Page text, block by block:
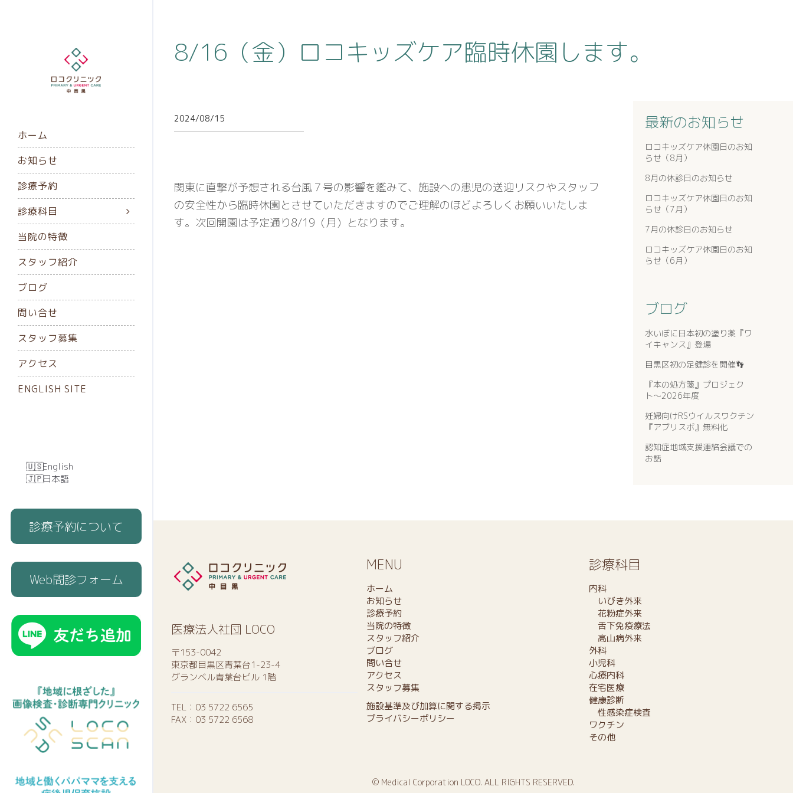
ホーム
お知らせ
診療予約
診療科目
当院の特徴
スタッフ紹介
ブログ
問い合せ
スタッフ募集
アクセス
ENGLISH SITE
English
日本語
診療予約について
Web問診フォーム
8/16（金）ロコキッズケア臨時休園します。
2024/08/15
関東に直撃が予想される台風７号の影響を鑑みて、施設への患児の送迎リスクやスタッフ
の安全性から臨時休園とさせていただきますのでご理解のほどよろしくお願いいたしま
す。次回開園は予定通り8/19（月）となります。
最新のお知らせ
ロコキッズケア休園日のお知
らせ（8月）
8月の休診日のお知らせ
ロコキッズケア休園日のお知
らせ（7月）
7月の休診日のお知らせ
ロコキッズケア休園日のお知
らせ（6月）
ブログ
水いぼに日本初の塗り薬『ワ
イキャンス』登場
目黒区初の足健診を開催👣
『本の処方箋』プロジェク
ト〜2026年度
妊婦向けRSウイルスワクチン
『アブリスボ』無料化
認知症地域支援連絡会議での
お話
医療法人社団 LOCO
〒153-0042
東京都目黒区青葉台1-23-4
グランベル青葉台ビル 1階
TEL： 03 5722 6565
FAX：03 5722 6568
MENU
ホーム
お知らせ
診療予約
当院の特徴
スタッフ紹介
ブログ
問い合せ
アクセス
スタッフ募集
施設基準及び加算に関する掲示
プライバシーポリシー
診療科目
内科
いびき外来
花粉症外来
舌下免疫療法
高山病外来
外科
小児科
心療内科
在宅医療
健康診断
性感染症検査
ワクチン
その他
© Medical Corporation LOCO. ALL RIGHTS RESERVED.